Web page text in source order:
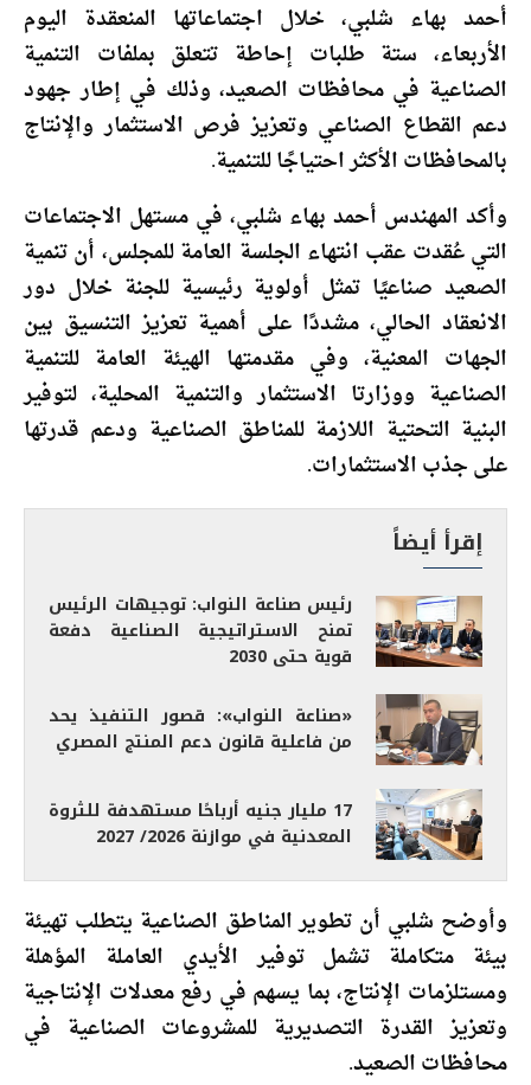
أحمد بهاء شلبي، خلال اجتماعاتها المنعقدة اليوم
الأربعاء، ستة طلبات إحاطة تتعلق بملفات التنمية
الصناعية في محافظات الصعيد، وذلك في إطار جهود
دعم القطاع الصناعي وتعزيز فرص الاستثمار والإنتاج
بالمحافظات الأكثر احتياجًا للتنمية.
وأكد المهندس أحمد بهاء شلبي، في مستهل الاجتماعات
التي عُقدت عقب انتهاء الجلسة العامة للمجلس، أن تنمية
الصعيد صناعيًا تمثل أولوية رئيسية للجنة خلال دور
الانعقاد الحالي، مشددًا على أهمية تعزيز التنسيق بين
الجهات المعنية، وفي مقدمتها الهيئة العامة للتنمية
الصناعية ووزارتا الاستثمار والتنمية المحلية، لتوفير
البنية التحتية اللازمة للمناطق الصناعية ودعم قدرتها
على جذب الاستثمارات.
إقرأ أيضاً
رئيس صناعة النواب: توجيهات الرئيس
تمنح الاستراتيجية الصناعية دفعة
قوية حتى 2030
«صناعة النواب»: قصور التنفيذ يحد
من فاعلية قانون دعم المنتج المصري
17 مليار جنيه أرباحًا مستهدفة للثروة
المعدنية في موازنة 2026/ 2027
وأوضح شلبي أن تطوير المناطق الصناعية يتطلب تهيئة
بيئة متكاملة تشمل توفير الأيدي العاملة المؤهلة
ومستلزمات الإنتاج، بما يسهم في رفع معدلات الإنتاجية
وتعزيز القدرة التصديرية للمشروعات الصناعية في
محافظات الصعيد.